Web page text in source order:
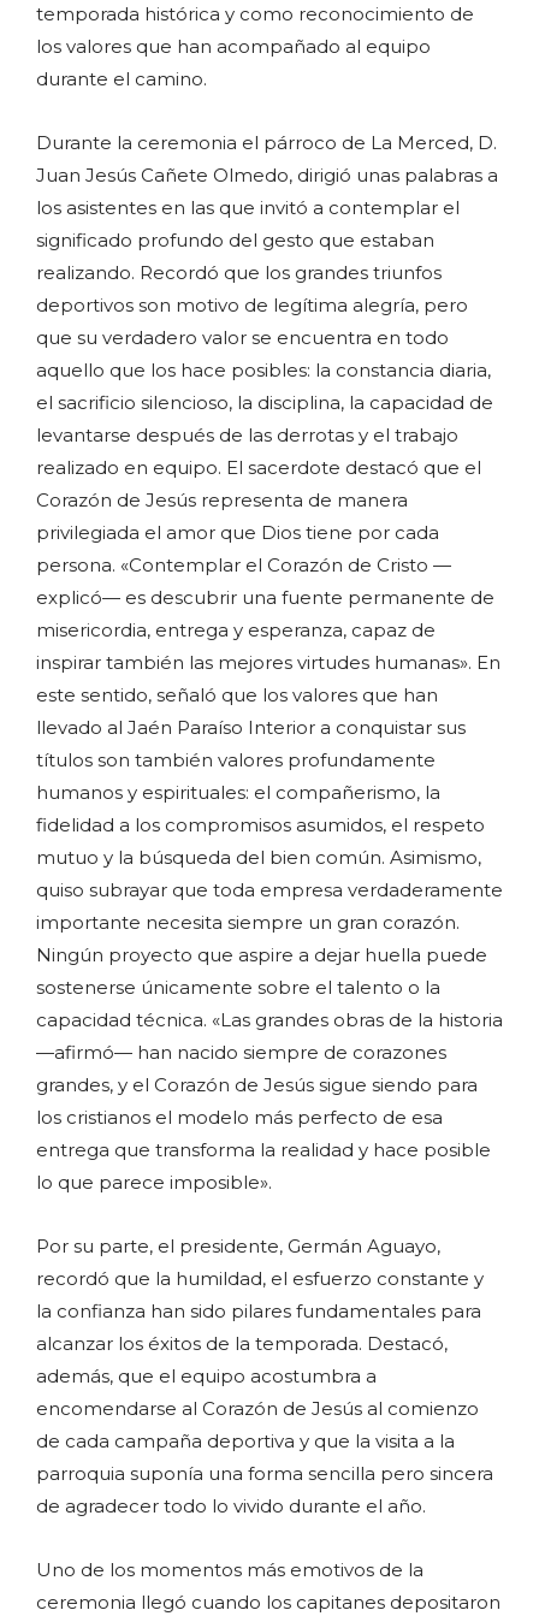
temporada histórica y como reconocimiento de
los valores que han acompañado al equipo
durante el camino.
Durante la ceremonia el párroco de La Merced, D.
Juan Jesús Cañete Olmedo, dirigió unas palabras a
los asistentes en las que invitó a contemplar el
significado profundo del gesto que estaban
realizando. Recordó que los grandes triunfos
deportivos son motivo de legítima alegría, pero
que su verdadero valor se encuentra en todo
aquello que los hace posibles: la constancia diaria,
el sacrificio silencioso, la disciplina, la capacidad de
levantarse después de las derrotas y el trabajo
realizado en equipo. El sacerdote destacó que el
Corazón de Jesús representa de manera
privilegiada el amor que Dios tiene por cada
persona. «Contemplar el Corazón de Cristo —
explicó— es descubrir una fuente permanente de
misericordia, entrega y esperanza, capaz de
inspirar también las mejores virtudes humanas». En
este sentido, señaló que los valores que han
llevado al Jaén Paraíso Interior a conquistar sus
títulos son también valores profundamente
humanos y espirituales: el compañerismo, la
fidelidad a los compromisos asumidos, el respeto
mutuo y la búsqueda del bien común. Asimismo,
quiso subrayar que toda empresa verdaderamente
importante necesita siempre un gran corazón.
Ningún proyecto que aspire a dejar huella puede
sostenerse únicamente sobre el talento o la
capacidad técnica. «Las grandes obras de la historia
—afirmó— han nacido siempre de corazones
grandes, y el Corazón de Jesús sigue siendo para
los cristianos el modelo más perfecto de esa
entrega que transforma la realidad y hace posible
lo que parece imposible».
Por su parte, el presidente, Germán Aguayo,
recordó que la humildad, el esfuerzo constante y
la confianza han sido pilares fundamentales para
alcanzar los éxitos de la temporada. Destacó,
además, que el equipo acostumbra a
encomendarse al Corazón de Jesús al comienzo
de cada campaña deportiva y que la visita a la
parroquia suponía una forma sencilla pero sincera
de agradecer todo lo vivido durante el año.
Uno de los momentos más emotivos de la
ceremonia llegó cuando los capitanes depositaron